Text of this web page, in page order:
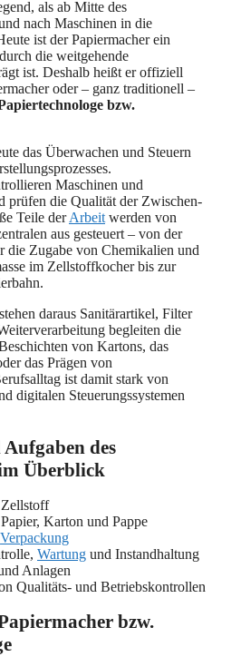
als ab Mitte des
nach Maschinen in die
ist der Papiermacher ein
die weitgehende
ist. Deshalb heißt er offiziell
oder – ganz traditionell –
bzw.
das Überwachen und Steuern
Maschinen und
prüfen die Qualität der Zwischen-
Teile derArbeit werden von
aus gesteuert – von der
die Zugabe von Chemikalien und
im Zellstoffkocher bis zur
daraus Sanitärartikel, Filter
begleiten die
von Kartons, das
das Prägen von
ist damit stark von
digitalen Steuerungssystemen
des
Überblick
Karton und Pappe
Verpackung
Wartung und Instandhaltung
Anlagen
Qualitäts- und Betriebskontrollen
bzw.